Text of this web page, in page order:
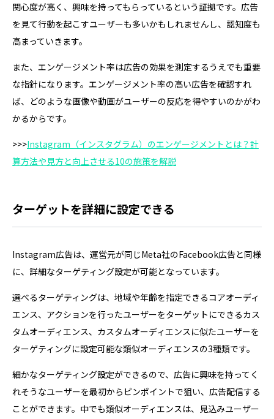
関心度が高く、興味を持ってもらっているという証拠です。広告
を見て行動を起こすユーザーも多いかもしれませんし、認知度も
高まっていきます。
また、エンゲージメント率は広告の効果を測定するうえでも重要
な指針になります。エンゲージメント率の高い広告を確認すれ
ば、どのような画像や動画がユーザーの反応を得やすいのかがわ
かるからです。
>>>Instagram（インスタグラム）のエンゲージメントとは？計
算方法や見方と向上させる10の施策を解説
ターゲットを詳細に設定できる
Instagram広告は、運営元が同じMeta社のFacebook広告と同様
に、詳細なターゲティング設定が可能となっています。
選べるターゲティングは、地域や年齢を指定できるコアオーディ
エンス、アクションを行ったユーザーをターゲットにできるカス
タムオーディエンス、カスタムオーディエンスに似たユーザーを
ターゲティングに設定可能な類似オーディエンスの3種類です。
細かなターゲティング設定ができるので、広告に興味を持ってく
れそうなユーザーを最初からピンポイントで狙い、広告配信する
ことができます。中でも類似オーディエンスは、見込みユーザー